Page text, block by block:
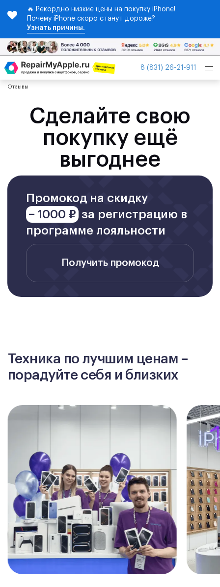
🔥 Рекордно низкие цены на покупку iPhone!
Почему iPhone скоро станут дороже?
Узнать причины.
8 (831) 26-21-911
Отзывы
Сделайте свою
покупку ещё
выгоднее
Промокод на скидку
− 1000 ₽ за регистрацию в
программе лояльности
Получить промокод
Техника по лучшим ценам –
порадуйте себя и близких